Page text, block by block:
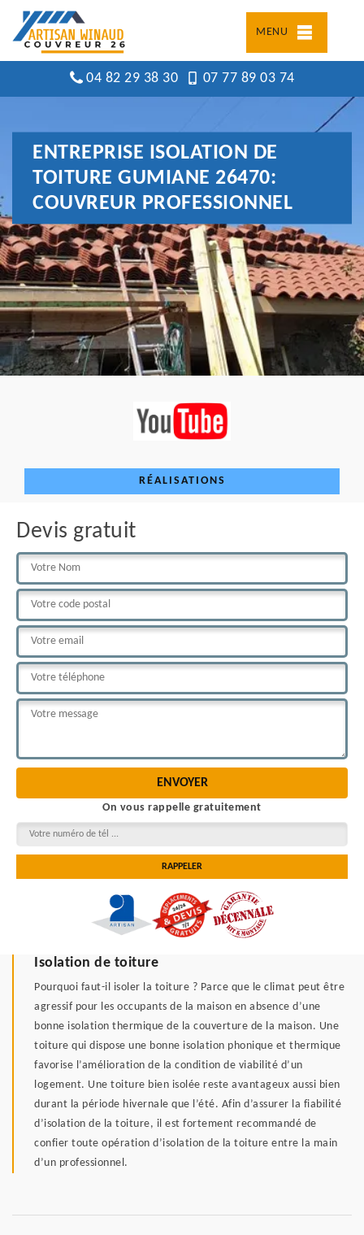
MENU
04 82 29 38 30 07 77 89 03 74
ENTREPRISE ISOLATION DE
TOITURE GUMIANE 26470:
COUVREUR PROFESSIONNEL
RÉALISATIONS
Devis gratuit
On vous rappelle gratuitement
Isolation de toiture
Pourquoi faut-il isoler la toiture ? Parce que le climat peut être
agressif pour les occupants de la maison en absence d’une
bonne isolation thermique de la couverture de la maison. Une
toiture qui dispose une bonne isolation phonique et thermique
favorise l’amélioration de la condition de viabilité d’un
logement. Une toiture bien isolée reste avantageux aussi bien
durant la période hivernale que l’été. Afin d’assurer la fiabilité
d’isolation de la toiture, il est fortement recommandé de
confier toute opération d’isolation de la toiture entre la main
d’un professionnel.